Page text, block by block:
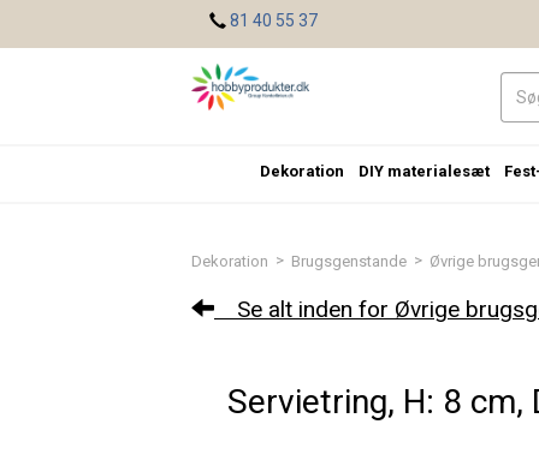
Dekoration > Brugsgenstande > Øvrige
Se alt inden for Øvrige
Servietring, H: 8
81 40 55 37
Dekoration DIY materialesæt